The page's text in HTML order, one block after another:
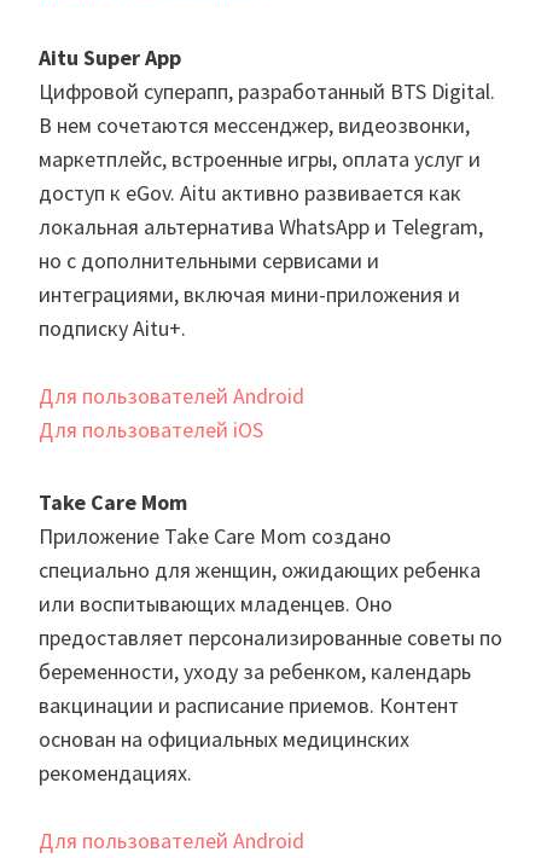
Aitu Super App
Цифровой суперапп, разработанный BTS Digital.
В нем сочетаются мессенджер, видеозвонки,
маркетплейс, встроенные игры, оплата услуг и
доступ к eGov. Aitu активно развивается как
локальная альтернатива WhatsApp и Telegram,
но с дополнительными сервисами и
интеграциями, включая мини-приложения и
подписку Aitu+.
Для пользователей Android
Для пользователей iOS
Take Care Mom
Приложение Take Care Mom создано
специально для женщин, ожидающих ребенка
или воспитывающих младенцев. Оно
предоставляет персонализированные советы по
беременности, уходу за ребенком, календарь
вакцинации и расписание приемов. Контент
основан на официальных медицинских
рекомендациях.
Для пользователей Android